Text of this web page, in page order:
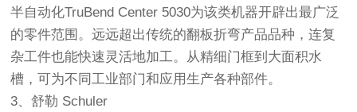
半自动化TruBend Center 5030为该类机器开辟出最广泛
的零件范围。远远超出传统的翻板折弯产品品种，连复
杂工件也能快速灵活地加工。从精细门框到大面积水
槽，可为不同工业部门和应用生产各种部件。
3、舒勒 Schuler